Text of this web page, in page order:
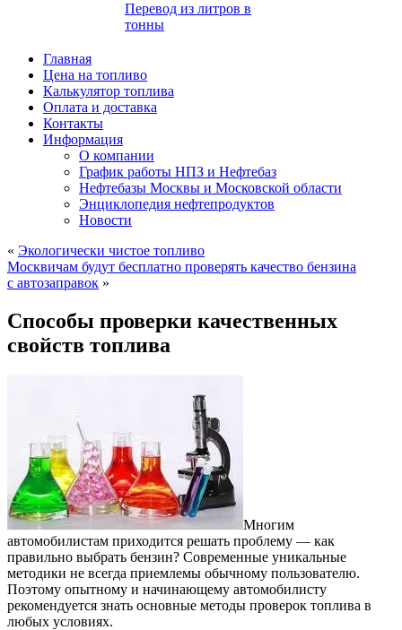
Перевод из литров в
тонны
Главная
Цена на топливо
Калькулятор топлива
Оплата и доставка
Контакты
Информация
О компании
График работы НПЗ и Нефтебаз
Нефтебазы Москвы и Московской области
Энциклопедия нефтепродуктов
Новости
« Экологически чистое топливо
Москвичам будут бесплатно проверять качество бензина
с автозаправок »
Способы проверки качественных
свойств топлива
Многим
автомобилистам приходится решать проблему — как
правильно выбрать бензин? Современные уникальные
методики не всегда приемлемы обычному пользователю.
Поэтому опытному и начинающему автомобилисту
рекомендуется знать основные методы проверок топлива в
любых условиях.